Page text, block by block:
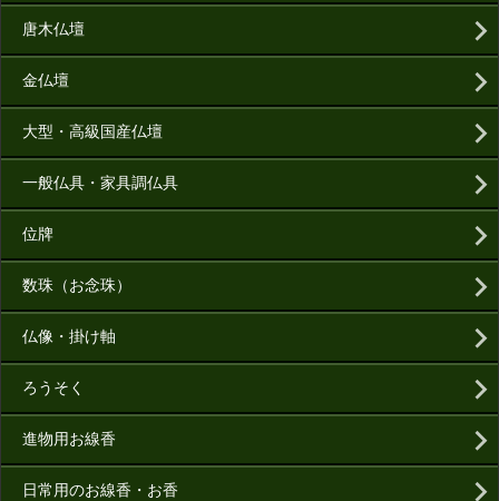
唐木仏壇
金仏壇
大型・高級国産仏壇
一般仏具・家具調仏具
位牌
数珠（お念珠）
仏像・掛け軸
ろうそく
進物用お線香
日常用のお線香・お香